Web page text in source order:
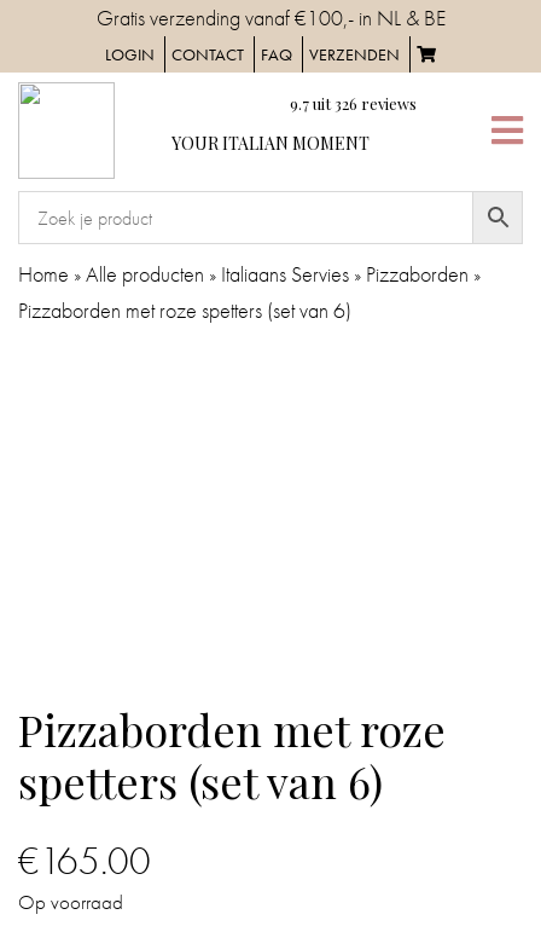
content
Gratis verzending vanaf €100,- in NL & BE
LOGIN CONTACT FAQ VERZENDEN
9.7uit326 reviews
YOUR ITALIAN MOMENT
MOMENT
HOME
SERVIES
IN
HUIS
CADEAUS
BOEKEN
Home »Alle producten » Italiaans Servies » Pizzaborden »
Pizzaborden met roze spetters (set van 6)
Pizzaborden met roze
spetters (set van 6)
€165.00
Op voorraad